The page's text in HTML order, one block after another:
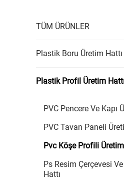
TÜM ÜRÜNLER
Plastik Boru Üretim Hattı
Plastik Profil Üretim
PVC Pencere Ve Kapı
PVC Tavan Paneli
Pvc Köşe Profili
Ps Resim Çerçevesi
Hattı